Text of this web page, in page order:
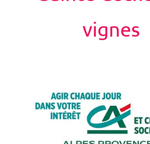
vignes